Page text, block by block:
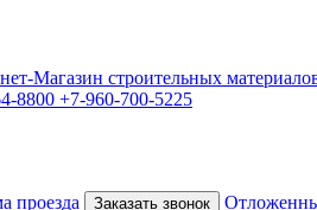
Магазин строительных
8800 +7-960-700-5225
проезда Заказать звонок